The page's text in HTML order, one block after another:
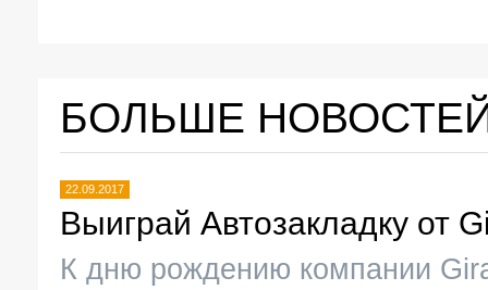
БОЛЬШЕ
22.09.2017
Выиграй Автозакладку от
К дню рождению компании